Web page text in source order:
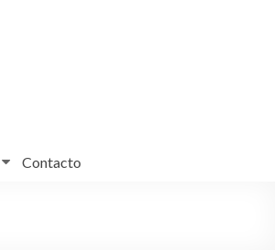
Contacto